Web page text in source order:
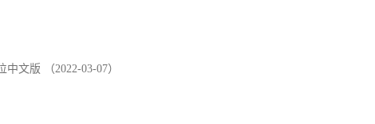
中文版 （2022-03-07）